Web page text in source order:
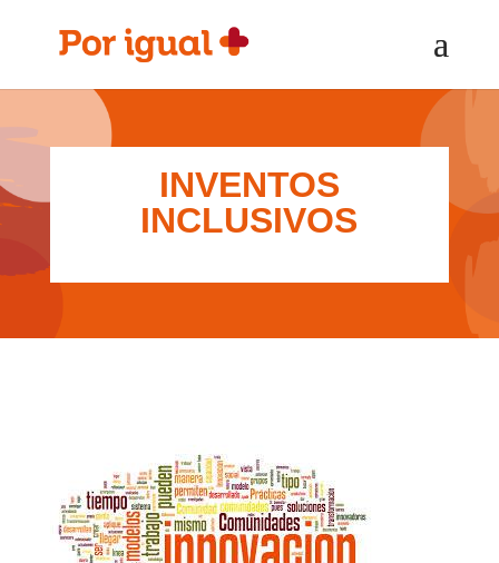
contenido
navegación
INVENTOS
INCLUSIVOS